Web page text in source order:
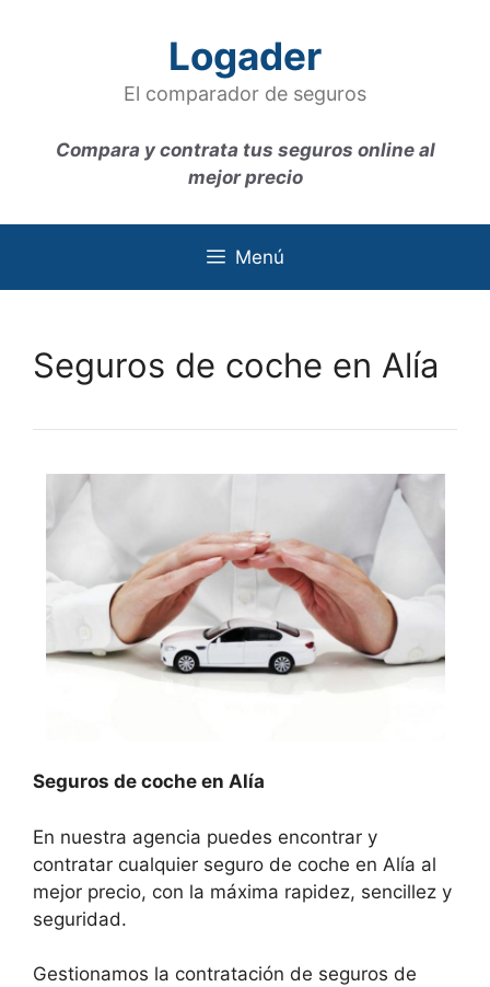
Logader
El comparador de seguros
Compara y contrata tus seguros online al
mejor precio
Menú
Seguros de coche en Alía
Seguros de coche en Alía
En nuestra agencia puedes encontrar y
contratar cualquier seguro de coche en Alía al
mejor precio, con la máxima rapidez, sencillez y
seguridad.
Gestionamos la contratación de seguros de